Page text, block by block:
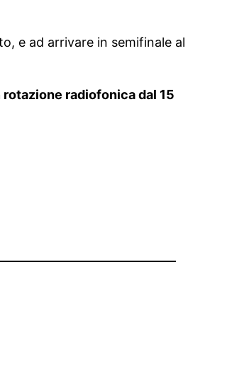
e ad arrivare in semifinale al
radiofonica dal 15